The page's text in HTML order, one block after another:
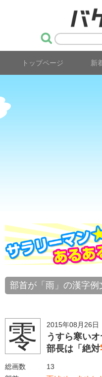
トップページ 新
部首が「雨」の漢字
零 2015年08月26日
うすら寒い
部長は「絶対
総画数
13